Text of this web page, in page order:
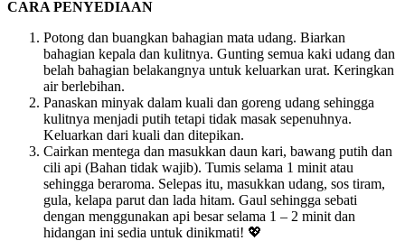
CARA PENYEDIAAN
Potong dan buangkan bahagian mata udang. Biarkan
bahagian kepala dan kulitnya. Gunting semua kaki udang dan
belah bahagian belakangnya untuk keluarkan urat. Keringkan
air berlebihan.
Panaskan minyak dalam kuali dan goreng udang sehingga
kulitnya menjadi putih tetapi tidak masak sepenuhnya.
Keluarkan dari kuali dan ditepikan.
Cairkan mentega dan masukkan daun kari, bawang putih dan
cili api (Bahan tidak wajib). Tumis selama 1 minit atau
sehingga beraroma. Selepas itu, masukkan udang, sos tiram,
gula, kelapa parut dan lada hitam. Gaul sehingga sebati
dengan menggunakan api besar selama 1 – 2 minit dan
hidangan ini sedia untuk dinikmati! 💖